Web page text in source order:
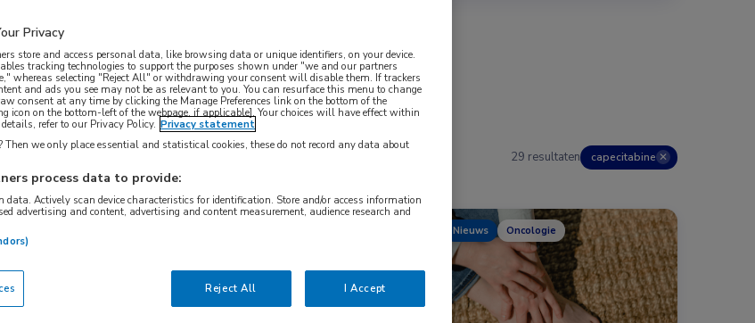
29 resultaten capecitabine ✕
Nieuws Oncologie
Privacy
store and access personal data, like browsing data or unique identifiers, on your device.
tracking technologies to support the purposes shown under "we and our partners
whereas selecting "Reject All" or withdrawing your consent will disable them. If trackers
and ads you see may not be as relevant to you. You can resurface this menu to change
consent at any time by clicking the Manage Preferences link on the bottom of the
icon on the bottom-left of the webpage, if applicable]. Your choices will have effect within
refer to our Privacy Policy. Privacy statement
we only place essential and statistical cookies, these do not record any data about
process data to provide:
data. Actively scan device characteristics for identification. Store and/or access information
advertising and content, advertising and content measurement, audience research and
Reject All I Accept